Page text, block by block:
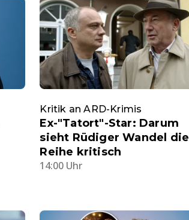
Kritik an ARD-Krimis
Ex-"Tatort"-Star: Darum
sieht Rüdiger Wandel die
Reihe kritisch
14:00 Uhr